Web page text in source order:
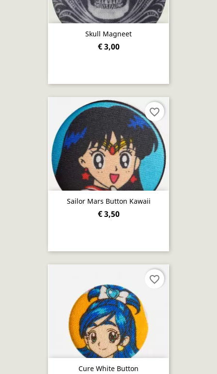
Skull Magneet
€ 3,00
Sailor Mars Button Kawaii
€ 3,50
favorite_border
Cure White Button
favorite_border